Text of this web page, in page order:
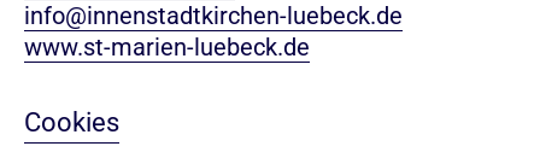
info@innenstadtkirchen-luebeck.de
www.st-marien-luebeck.de
Cookies